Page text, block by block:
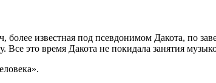
известная под псевдонимом Дакота, по
это время Дакота не покидала занятия